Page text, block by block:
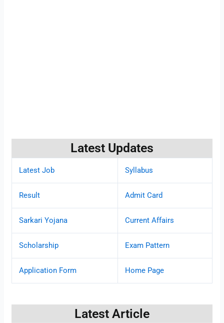
Latest Updates
Latest Job Syllabus
Result Admit Card
Sarkari Yojana Current Affairs
Scholarship Exam Pattern
Application Form Home Page
Latest Article